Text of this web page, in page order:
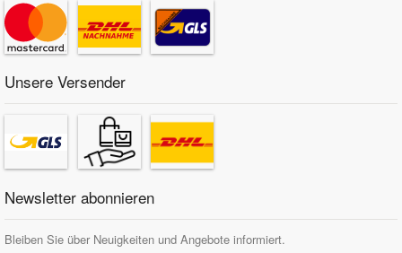
Unsere Versender
Newsletter abonnieren
Bleiben Sie über Neuigkeiten und Angebote informiert.